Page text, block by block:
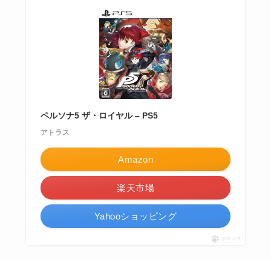
ペルソナ5 ザ・ロイヤル – PS5
アトラス
Amazon
楽天市場
Yahooショッピング
ポチップ